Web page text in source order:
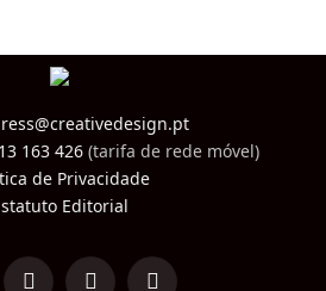
163 426(tarifa de rede móvel)
de Privacidade
Editorial